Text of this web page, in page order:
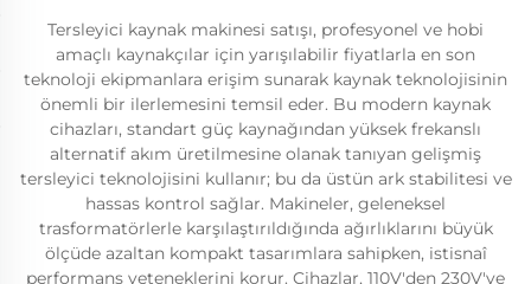
Tersleyici kaynak makinesi satışı, profesyonel ve hobi
amaçlı kaynakçılar için yarışılabilir fiyatlarla en son
teknoloji ekipmanlara erişim sunarak kaynak teknolojisinin
önemli bir ilerlemesini temsil eder. Bu modern kaynak
cihazları, standart güç kaynağından yüksek frekanslı
alternatif akım üretilmesine olanak tanıyan gelişmiş
tersleyici teknolojisini kullanır; bu da üstün ark stabilitesi ve
hassas kontrol sağlar. Makineler, geleneksel
trasformatörlerle karşılaştırıldığında ağırlıklarını büyük
ölçüde azaltan kompakt tasarımlara sahipken, istisnaî
performans yeteneklerini korur. Cihazlar, 110V'den 230V'ye